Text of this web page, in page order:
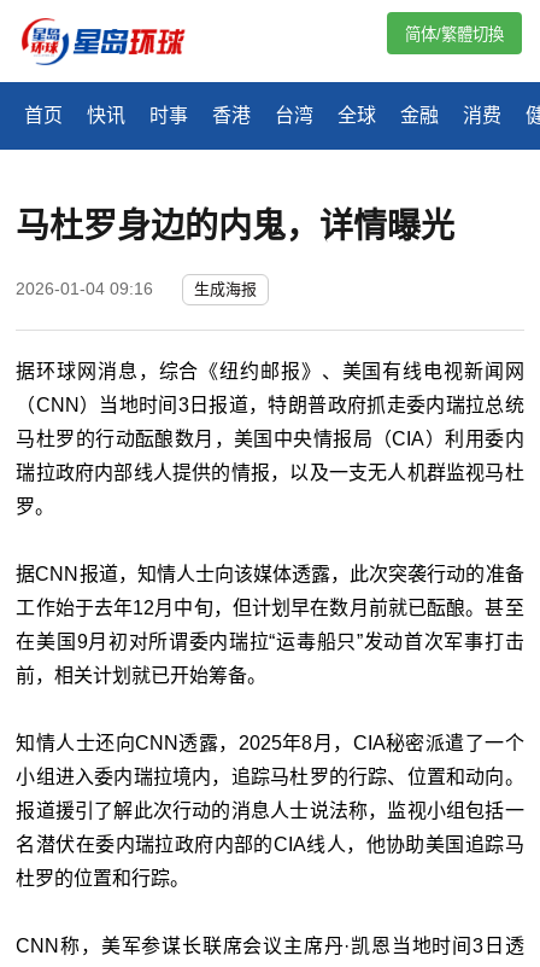
首页 快讯 时事 香港 台湾 全球 金融 消费
简体/繁體切換
马杜罗身边的内鬼，详情曝光
2026-01-04 09:16 生成海报
据环球网消息，综合《纽约邮报》、美国有线电视新闻网
（CNN）当地时间3日报道，特朗普政府抓走委内瑞拉总统
马杜罗的行动酝酿数月，美国中央情报局（CIA）利用委内
瑞拉政府内部线人提供的情报，以及一支无人机群监视马杜
罗。
据CNN报道，知情人士向该媒体透露，此次突袭行动的准备
工作始于去年12月中旬，但计划早在数月前就已酝酿。甚至
在美国9月初对所谓委内瑞拉“运毒船只”发动首次军事打击
前，相关计划就已开始筹备。
知情人士还向CNN透露，2025年8月，CIA秘密派遣了一个
小组进入委内瑞拉境内，追踪马杜罗的行踪、位置和动向。
报道援引了解此次行动的消息人士说法称，监视小组包括一
名潜伏在委内瑞拉政府内部的CIA线人，他协助美国追踪马
杜罗的位置和行踪。
CNN称，美军参谋长联席会议主席丹·凯恩当地时间3日透